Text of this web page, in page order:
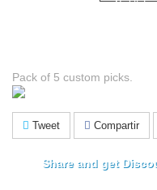
Pack of 5 custom picks.
Tweet Compartir
Share and get